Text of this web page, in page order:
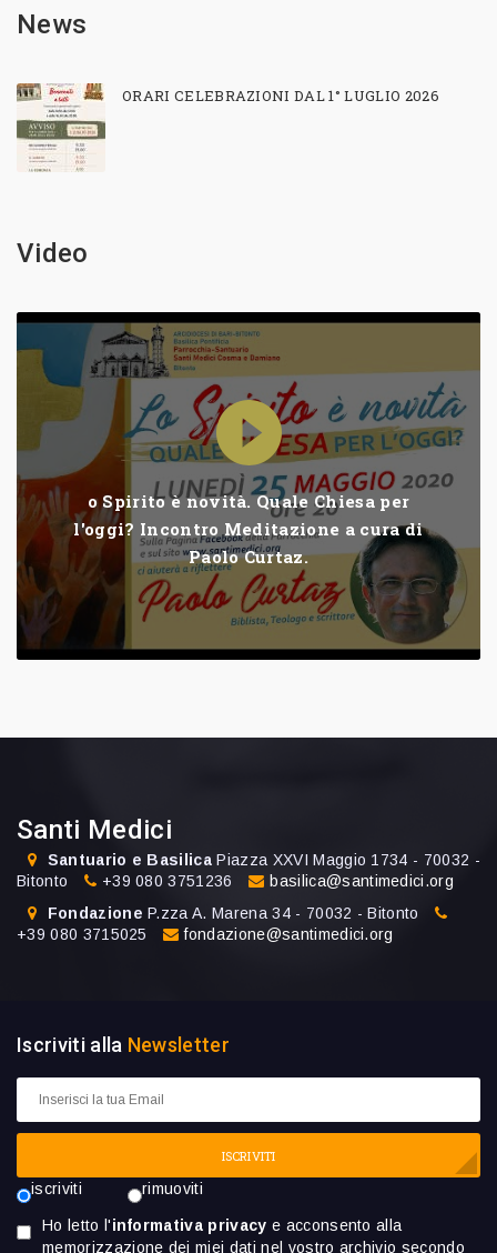
News
ORARI CELEBRAZIONI DAL 1° LUGLIO 2026
Video
o Spirito è novità. Quale Chiesa per
l'oggi? Incontro Meditazione a cura di
Paolo Curtaz.
Santi Medici
Santuario e Basilica Piazza XXVI Maggio 1734 - 70032 -
Bitonto
+39 080 3751236
basilica@santimedici.org
Fondazione P.zza A. Marena 34 - 70032 - Bitonto
+39 080 3715025
fondazione@santimedici.org
Iscriviti alla Newsletter
ISCRIVITI
iscriviti rimuoviti
Ho letto l'informativa privacy e acconsento alla
memorizzazione dei miei dati nel vostro archivio secondo